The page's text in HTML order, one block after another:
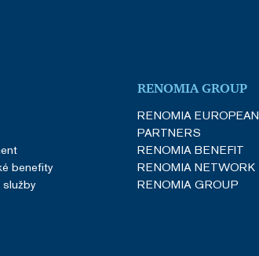
benefity
RENOMIA GROUP
RENOMIA EUROPEAN
PARTNERS
RENOMIA BENEFIT
RENOMIA NETWORK
RENOMIA GROUP